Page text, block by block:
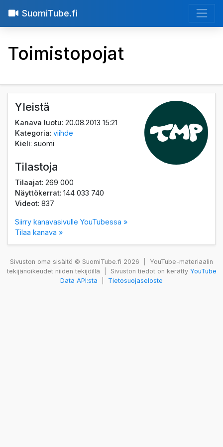
SuomiTube.fi
Toimistopojat
Yleistä
Kanava luotu: 20.08.2013 15:21
Kategoria:viihde
Kieli: suomi
Tilastoja
Tilaajat: 269 000
Näyttökerrat: 144 033 740
Videot: 837
Siirry kanavasivulle YouTubessa »
Tilaa kanava »
Sivuston oma sisältö © SuomiTube.fi 2026
YouTube-materiaalin
tekijänoikeudet niiden tekijöillä
Sivuston tiedot on kerätty YouTube
Data API:sta
Tietosuojaseloste